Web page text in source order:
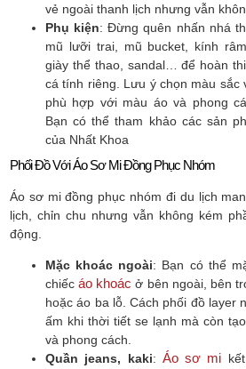
vẻ ngoài thanh lịch nhưng vẫn
Phụ kiện: Đừng quên nhấn nhá
mũ lưỡi trai, mũ bucket, kính
giày thể thao, sandal… để hoàn
cá tính riêng. Lưu ý chọn màu sắc
phù hợp với màu áo và phong
Bạn có thể tham khảo các sản
của Nhất Khoa
Phối Đồ Với Áo Sơ Mi Đồng Phục Nhóm
Áo sơ mi đồng phục nhóm đi du lịch
lịch, chỉn chu nhưng vẫn không kém
động.
Mặc khoác ngoài: Bạn có thể
chiếcáo khoác ở bên ngoài, bên
hoặc áo ba lỗ. Cách phối đồ layer
ấm khi thời tiết se lạnh mà còn
và phong cách.
Quần jeans, kaki: Áo sơ mi